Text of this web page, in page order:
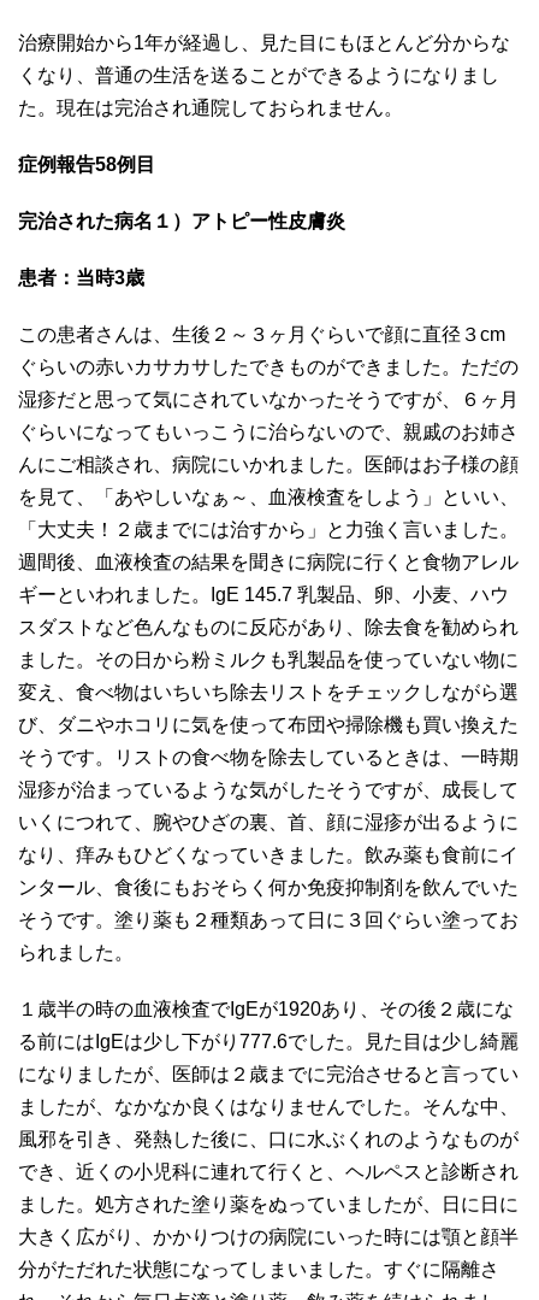
治療開始から1年が経過し、見た目にもほとんど分からな
くなり、普通の生活を送ることができるようになりまし
た。現在は完治され通院しておられません。
症例報告58例目
完治された病名１）アトピー性皮膚炎
患者：当時3歳
この患者さんは、生後２～３ヶ月ぐらいで顔に直径３cm
ぐらいの赤いカサカサしたできものができました。ただの
湿疹だと思って気にされていなかったそうですが、６ヶ月
ぐらいになってもいっこうに治らないので、親戚のお姉さ
んにご相談され、病院にいかれました。医師はお子様の顔
を見て、「あやしいなぁ～、血液検査をしよう」といい、
「大丈夫！２歳までには治すから」と力強く言いました。
週間後、血液検査の結果を聞きに病院に行くと食物アレル
ギーといわれました。IgE 145.7 乳製品、卵、小麦、ハウ
スダストなど色んなものに反応があり、除去食を勧められ
ました。その日から粉ミルクも乳製品を使っていない物に
変え、食べ物はいちいち除去リストをチェックしながら選
び、ダニやホコリに気を使って布団や掃除機も買い換えた
そうです。リストの食べ物を除去しているときは、一時期
湿疹が治まっているような気がしたそうですが、成長して
いくにつれて、腕やひざの裏、首、顔に湿疹が出るように
なり、痒みもひどくなっていきました。飲み薬も食前にイ
ンタール、食後にもおそらく何か免疫抑制剤を飲んでいた
そうです。塗り薬も２種類あって日に３回ぐらい塗ってお
られました。
１歳半の時の血液検査でIgEが1920あり、その後２歳にな
る前にはIgEは少し下がり777.6でした。見た目は少し綺麗
になりましたが、医師は２歳までに完治させると言ってい
ましたが、なかなか良くはなりませんでした。そんな中、
風邪を引き、発熱した後に、口に水ぶくれのようなものが
でき、近くの小児科に連れて行くと、ヘルペスと診断され
ました。処方された塗り薬をぬっていましたが、日に日に
大きく広がり、かかりつけの病院にいった時には顎と顔半
分がただれた状態になってしまいました。すぐに隔離さ